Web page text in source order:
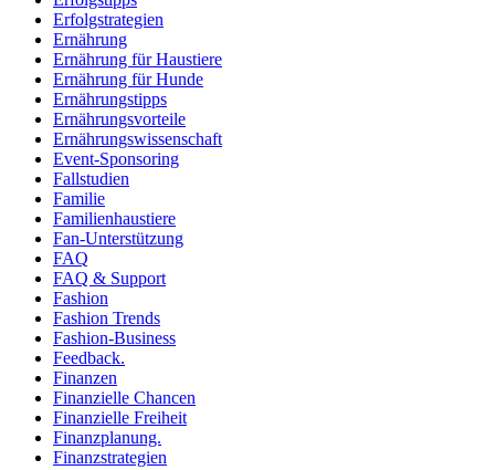
Erfolgstrategien
Ernährung
Ernährung für Haustiere
Ernährung für Hunde
Ernährungstipps
Ernährungsvorteile
Ernährungswissenschaft
Event-Sponsoring
Fallstudien
Familie
Familienhaustiere
Fan-Unterstützung
FAQ
FAQ & Support
Fashion
Fashion Trends
Fashion-Business
Feedback.
Finanzen
Finanzielle Chancen
Finanzielle Freiheit
Finanzplanung.
Finanzstrategien